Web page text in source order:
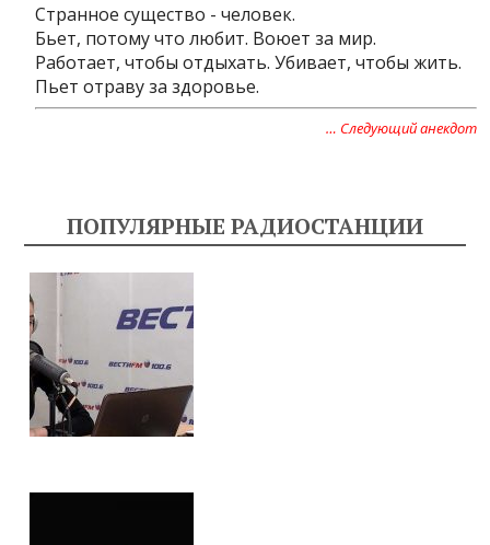
Странное существо - человек.
Бьет, потому что любит. Воюет за мир.
Работает, чтобы отдыхать. Убивает, чтобы жить.
Пьет отраву за здоровье.
… Следующий анекдот
ПОПУЛЯРНЫЕ РАДИОСТАНЦИИ